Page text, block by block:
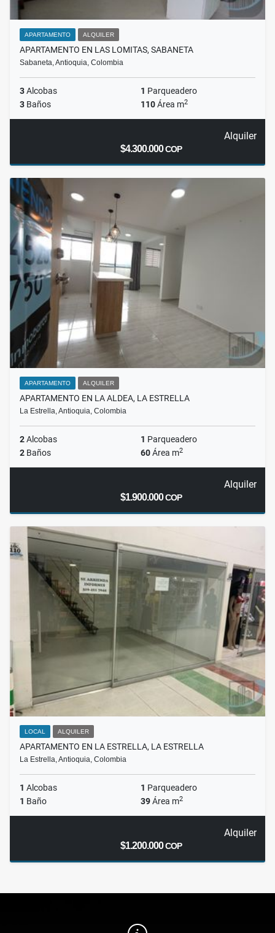
APARTAMENTO ALQUILER
APARTAMENTO EN LAS LOMITAS, SABANETA
Sabaneta, Antioquia, Colombia
3Alcobas 1 Parqueadero
3 Baños 110Área m2
Alquiler
$4.300.000COP
APARTAMENTO ALQUILER
APARTAMENTO EN LA ALDEA, LA ESTRELLA
La Estrella, Antioquia, Colombia
2Alcobas 1 Parqueadero
2 Baños 60Área m2
Alquiler
$1.900.000COP
LOCAL ALQUILER
APARTAMENTO EN LA ESTRELLA, LA ESTRELLA
La Estrella, Antioquia, Colombia
1 Alcobas 1 Parqueadero
1 Baño 39Área m2
Alquiler
$1.200.000COP